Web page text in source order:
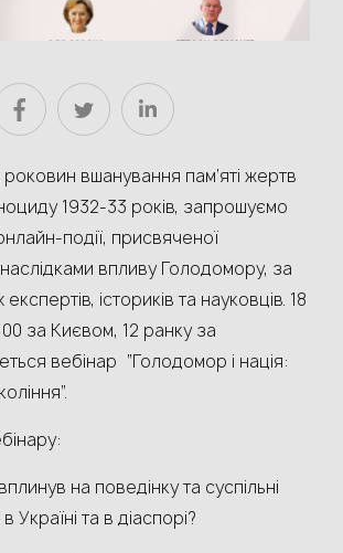
вшанування пам’яті жертв
1932-33 років, запрошуємо
події, присвяченої
впливу Голодомору, за
істориків та науковців. 18
за Києвом, 12 ранку за
вебінар “Голодомор і нація:
на поведінку та суспільні
Україні та в діаспорі?